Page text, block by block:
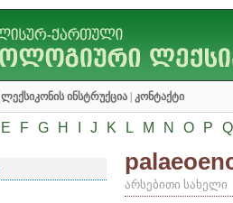
ლექსიკონის ინსტრუქცია კონტაქტი
E F G H J K L M N O P Q
არსებითი სახელი